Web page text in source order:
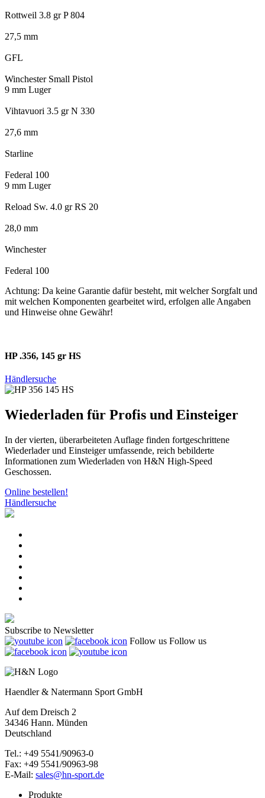
Rottweil 3.8 gr P 804
27,5 mm
GFL
Winchester Small Pistol
9 mm Luger
Vihtavuori 3.5 gr N 330
27,6 mm
Starline
Federal 100
9 mm Luger
Reload Sw. 4.0 gr RS 20
28,0 mm
Winchester
Federal 100
Achtung: Da keine Garantie dafür besteht, mit welcher Sorgfalt und
mit welchen Komponenten gearbeitet wird, erfolgen alle Angaben
und Hinweise ohne Gewähr!
HP .356, 145 gr HS
Händlersuche
Wiederladen für Profis und Einsteiger
In der vierten, überarbeiteten Auflage finden fortgeschrittene
Wiederlader und Einsteiger umfassende, reich bebilderte
Informationen zum Wiederladen von H&N High-Speed
Geschossen.
Online bestellen!
Händlersuche
Subscribe to Newsletter
Follow us Follow us
Haendler & Natermann Sport GmbH
Auf dem Dreisch 2
34346 Hann. Münden
Deutschland
Tel.: +49 5541/90963-0
Fax: +49 5541/90963-98
E-Mail: sales@hn-sport.de
Produkte